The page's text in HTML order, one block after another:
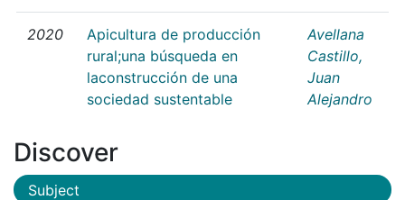
2020
Apicultura de producción
rural;una búsqueda en
laconstrucción de una
sociedad sustentable
Avellana
Castillo,
Juan
Alejandro
Discover
Subject